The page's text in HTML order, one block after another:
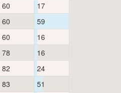
60
17
60
59
60
16
78
16
82
24
83
51